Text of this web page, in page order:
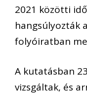
2021 közötti
hangsúlyozták
folyóiratban
A kutatásban
vizsgáltak, és